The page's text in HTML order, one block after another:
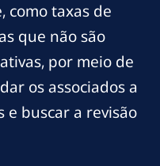
como taxas de
que não são
por meio de
os associados a
e buscar a revisão